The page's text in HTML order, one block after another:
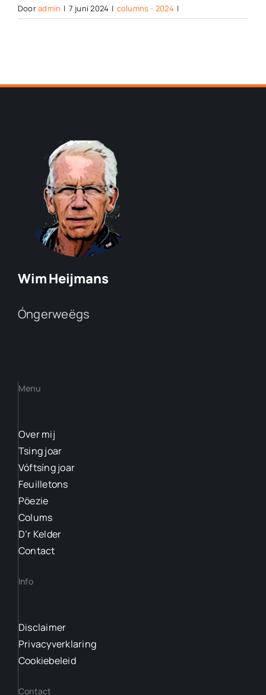
Dooradmin | 7 juni 2024 | columns - 2024 |
Wim Heijmans
Óngerweëgs
Menu
Over mij
Tsing joar
Vóftsíng joar
Feuilletons
Pöezie
Colums
D’r Kelder
Contact
Info
Disclaimer
Privacyverklaring
Cookiebeleid
Contact